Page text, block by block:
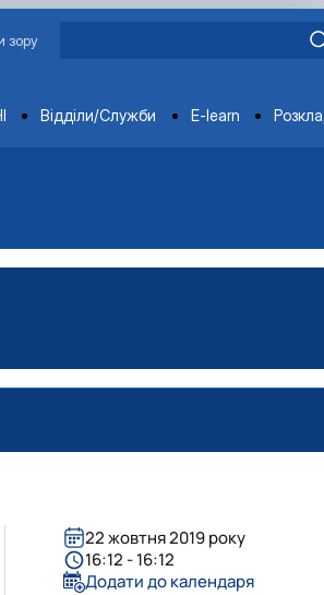
зору
Відділи/Служби E-learn
22 жовтня 2019 року
16:12 - 16:12
Додати до календаря